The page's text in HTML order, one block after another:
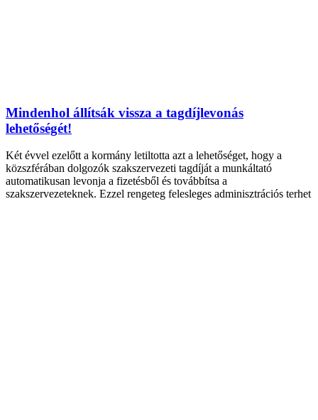
Mindenhol állítsák vissza a tagdíjlevonás
lehetőségét!
Két évvel ezelőtt a kormány letiltotta azt a lehetőséget, hogy a
közszférában dolgozók szakszervezeti tagdíját a munkáltató
automatikusan levonja a fizetésből és továbbítsa a
szakszervezeteknek. Ezzel rengeteg felesleges adminisztrációs terhet